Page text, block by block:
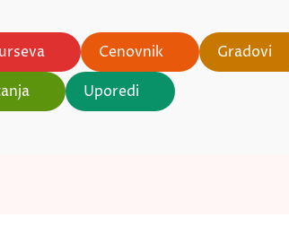
Cenovnik
Gradovi
Uporedi